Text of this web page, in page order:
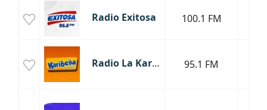
Radio Exitosa 100.1 FM
Radio La Karibeña 95.1 FM